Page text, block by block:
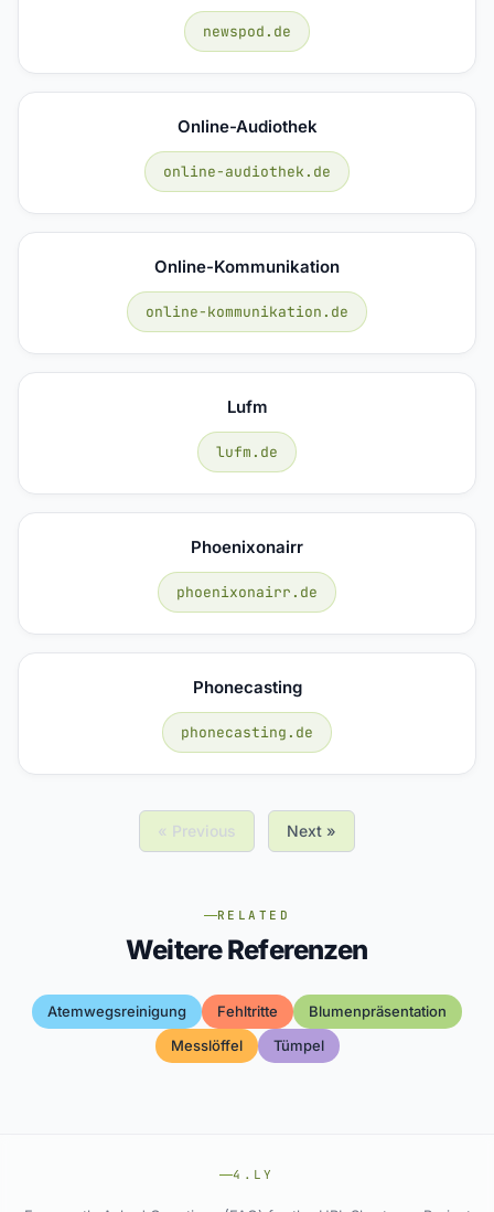
newspod.de
Online-Audiothek
online-audiothek.de
Online-Kommunikation
online-kommunikation.de
Lufm
lufm.de
Phoenixonairr
phoenixonairr.de
Phonecasting
phonecasting.de
« Previous Next »
RELATED
Weitere Referenzen
Atemwegsreinigung Fehltritte
Blumenpräsentation
Messlöffel
Tümpel
4.LY